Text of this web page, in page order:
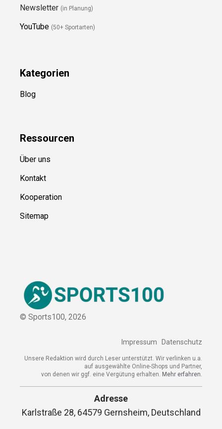
Newsletter (in Planung)
YouTube (50+ Sportarten)
Kategorien
Blog
Ressourcen
Über uns
Kontakt
Kooperation
Sitemap
© Sports100, 2026
Impressum Datenschutz
Unsere Redaktion wird durch Leser unterstützt. Wir verlinken u.a.
auf ausgewählte Online-Shops und Partner,
von denen wir ggf. eine Vergütung erhalten. Mehr erfahren.
Adresse
Karlstraße 28, 64579 Gernsheim, Deutschland